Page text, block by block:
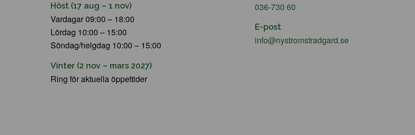
Höst (17 aug – 1 nov)
Vardagar 09:00 – 18:00
Lördag 10:00 – 15:00
Söndag/helgdag 10:00 – 15:00
Vinter (2 nov – mars 2027)
Ring för aktuella öppettider
036-730 60
E-post
info@nystromstradgard.se